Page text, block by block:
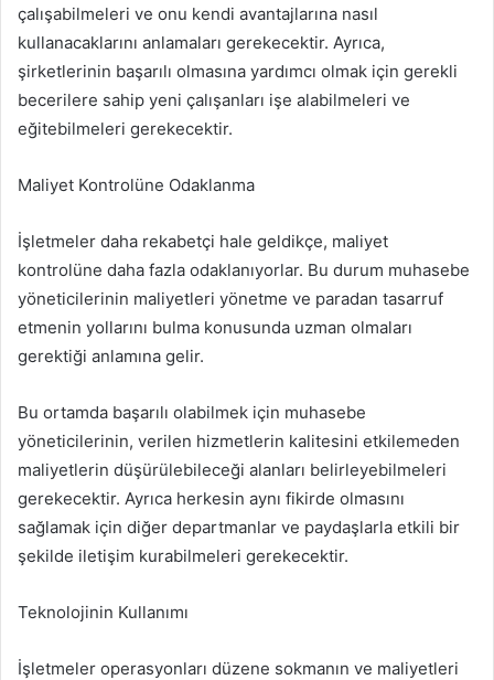
çalışabilmeleri ve onu kendi avantajlarına nasıl
kullanacaklarını anlamaları gerekecektir. Ayrıca,
şirketlerinin başarılı olmasına yardımcı olmak için gerekli
becerilere sahip yeni çalışanları işe alabilmeleri ve
eğitebilmeleri gerekecektir.
Maliyet Kontrolüne Odaklanma
İşletmeler daha rekabetçi hale geldikçe, maliyet
kontrolüne daha fazla odaklanıyorlar. Bu durum muhasebe
yöneticilerinin maliyetleri yönetme ve paradan tasarruf
etmenin yollarını bulma konusunda uzman olmaları
gerektiği anlamına gelir.
Bu ortamda başarılı olabilmek için muhasebe
yöneticilerinin, verilen hizmetlerin kalitesini etkilemeden
maliyetlerin düşürülebileceği alanları belirleyebilmeleri
gerekecektir. Ayrıca herkesin aynı fikirde olmasını
sağlamak için diğer departmanlar ve paydaşlarla etkili bir
şekilde iletişim kurabilmeleri gerekecektir.
Teknolojinin Kullanımı
İşletmeler operasyonları düzene sokmanın ve maliyetleri